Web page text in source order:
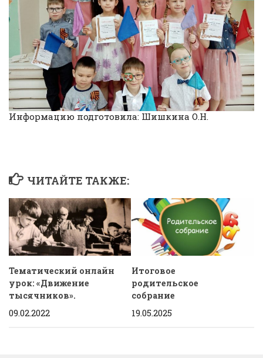
Информацию подготовила: Шишкина О.Н.
ЧИТАЙТЕ ТАКЖЕ:
Тематический онлайн
урок: «Движение
тысячников».
09.02.2022
Итоговое
родительское
собрание
19.05.2025